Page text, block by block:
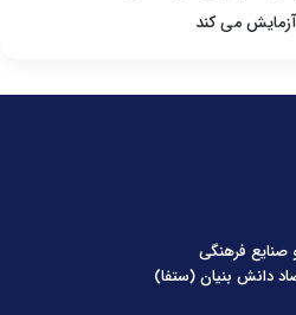
می کند
صنایع فرهنگی
دانش بنیان (ستفا)